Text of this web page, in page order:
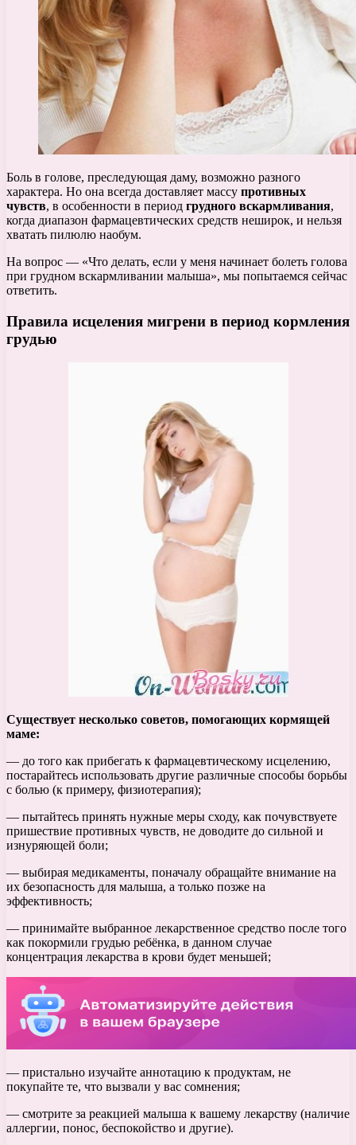
Боль в голове, преследующая даму, возможно разного
характера. Но она всегда доставляет массу противных
чувств, в особенности в период грудного вскармливания,
когда диапазон фармацевтических средств неширок, и нельзя
хватать пилюлю наобум.
На вопрос — «Что делать, если у меня начинает болеть голова
при грудном вскармливании малыша», мы попытаемся сейчас
ответить.
Правила исцеления мигрени в период кормления
грудью
Существует несколько советов, помогающих кормящей
маме:
— до того как прибегать к фармацевтическому исцелению,
постарайтесь использовать другие различные способы борьбы
с болью (к примеру, физиотерапия);
— пытайтесь принять нужные меры сходу, как почувствуете
пришествие противных чувств, не доводите до сильной и
изнуряющей боли;
— выбирая медикаменты, поначалу обращайте внимание на
их безопасность для малыша, а только позже на
эффективность;
— принимайте выбранное лекарственное средство после того
как покормили грудью ребёнка, в данном случае
концентрация лекарства в крови будет меньшей;
— пристально изучайте аннотацию к продуктам, не
покупайте те, что вызвали у вас сомнения;
— смотрите за реакцией малыша к вашему лекарству (наличие
аллергии, понос, беспокойство и другие).